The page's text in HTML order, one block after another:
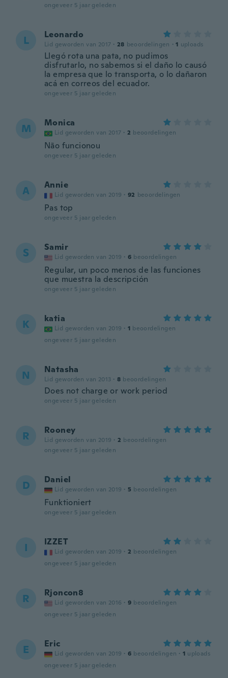
ongeveer 5 jaar geleden
L Leonardo
Lid geworden van 2017 · 28 beoordelingen · 1 uploads
Llegó rota una pata, no pudimos
disfrutarlo, no sabemos si el daño lo causó
la empresa que lo transporta, o lo dañaron
acá en correos del ecuador.
ongeveer 5 jaar geleden
M Monica
Lid geworden van 2017 · 2 beoordelingen
Não funcionou
ongeveer 5 jaar geleden
A Annie
Lid geworden van 2019 · 92 beoordelingen
Pas top
ongeveer 5 jaar geleden
S Samir
Lid geworden van 2019 · 6 beoordelingen
Regular, un poco menos de las funciones
que muestra la descripción
ongeveer 5 jaar geleden
K katia
Lid geworden van 2019 · 1 beoordelingen
ongeveer 5 jaar geleden
N Natasha
Lid geworden van 2013 · 8 beoordelingen
Does not charge or work period
ongeveer 5 jaar geleden
R Rooney
Lid geworden van 2019 · 2 beoordelingen
ongeveer 5 jaar geleden
D Daniel
Lid geworden van 2019 · 5 beoordelingen
Funktioniert
ongeveer 5 jaar geleden
I IZZET
Lid geworden van 2019 · 2 beoordelingen
ongeveer 5 jaar geleden
R Rjoncon8
Lid geworden van 2016 · 9 beoordelingen
ongeveer 5 jaar geleden
E Eric
Lid geworden van 2019 · 6 beoordelingen · 1 uploads
ongeveer 5 jaar geleden